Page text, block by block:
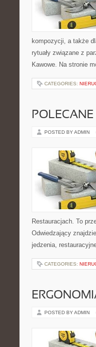
kompozycji, a także
rytuały związane z
Kawowe. Na stronie
CATEGORIES:
POSTED BY ADMIN
Restauracjach. To
Odwiedzający
jedzenia,
CATEGORIES:
POSTED BY ADMIN